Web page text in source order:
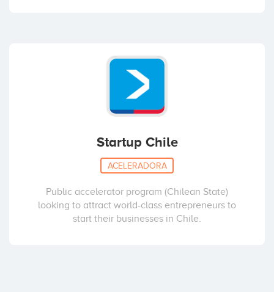
Startup Chile
ACELERADORA
Public accelerator program (Chilean State)
looking to attract world-class entrepreneurs to
start their businesses in Chile.